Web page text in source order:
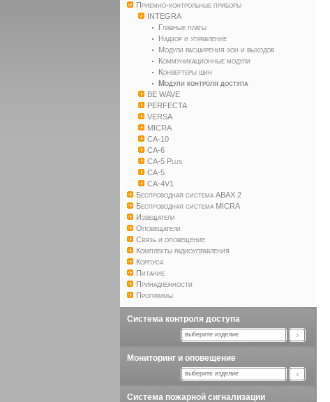
Приемно-контрольные приборы
INTEGRA
Главные платы
Надзор и управление
Модули расширения зон и выходов
Коммуникационные модули
Конвертеры шин
Модули контроля доступа
BE WAVE
PERFECTA
VERSA
MICRA
CA-10
CA-6
CA-5 Plus
CA-5
CA-4V1
Беспроводная система ABAX 2
Беспроводная система MICRA
Извещатели
Оповещатели
Связь и оповещение
Комплекты радиоуправления
Корпуса
Питание
Принадлежности
Программы
Система контроля доступа
выберите изделие
Мониторинг и оповещение
выберите изделие
Система пожарной сигнализации